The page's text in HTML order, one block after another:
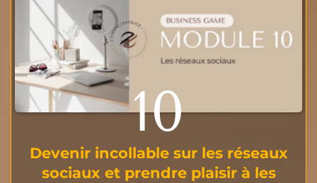
10
Devenir incollable sur les réseaux
sociaux et prendre plaisir à les